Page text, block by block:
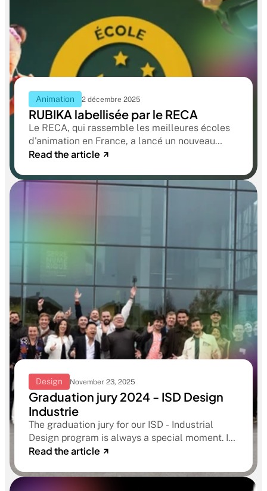
Animation 2 décembre 2025
RUBIKA labellisée par le RECA
Le RECA, qui rassemble les meilleures écoles
d'animation en France, a lancé un nouveau
label pour guider au mieux les futurs étudiants.
fondée sur des critères concrets partagés avec
Read the article
Design November 23, 2025
Graduation jury 2024 - ISD Design
Industrie
The graduation jury for our ISD - Industrial
Design program is always a special moment. It
celebrates years of work, learning and passion.
Read the article